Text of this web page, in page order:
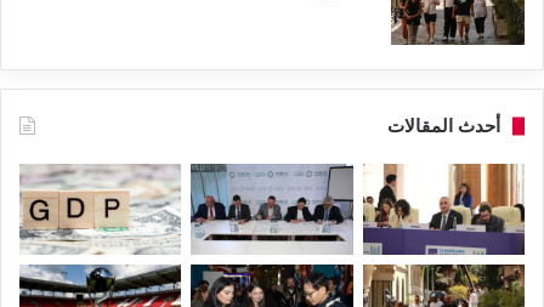
أحدث المقالات